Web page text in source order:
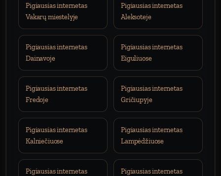
Pigiausias internetas
Vakarų miestelyje
Pigiausias internetas
Aleksoteje
Pigiausias internetas
Dainavoje
Pigiausias internetas
Eiguliuose
Pigiausias internetas
Fredoje
Pigiausias internetas
Gričiupyje
Pigiausias internetas
Kalniečiuose
Pigiausias internetas
Lampėdžiuose
Pigiausias internetas
Pigiausias internetas